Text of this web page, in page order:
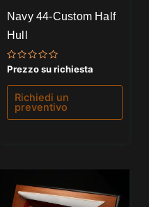
Navy 44-Custom Half
Hull
Valutato
0
su
Prezzo su richiesta
Richiedi un
preventivo